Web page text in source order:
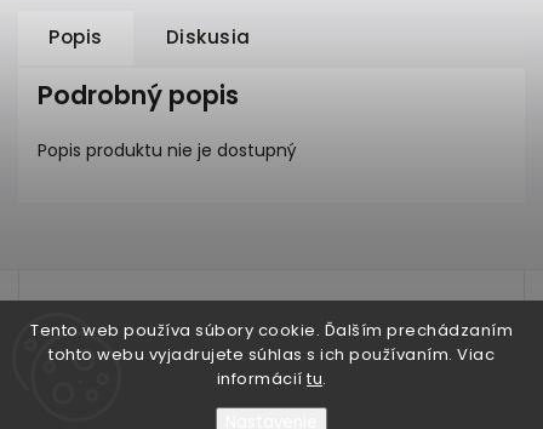
Tento web používa súbory cookie. Ďalším prechádzaním
tohto webu vyjadrujete súhlas s ich používaním. Viac
informácií tu.
Popis Diskusia
Podrobný popis
Popis produktu nie je dostupný
test